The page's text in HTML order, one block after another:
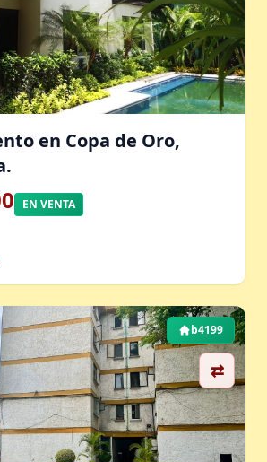
en Copa de Oro,
EN VENTA
⇄
b4199